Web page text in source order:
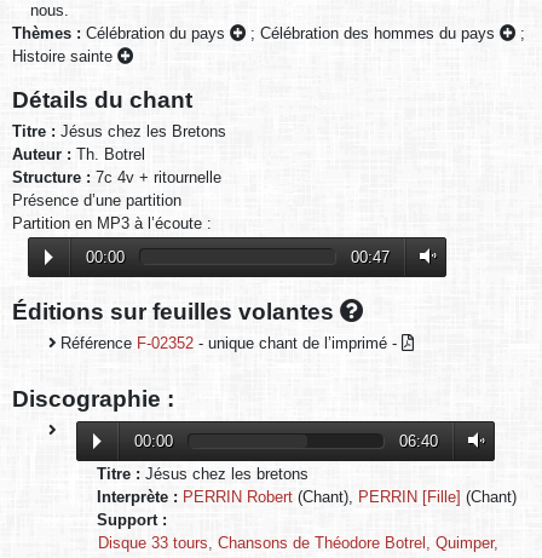
nous.
Thèmes : Célébration du pays ; Célébration des hommes du pays
;
Histoire sainte
Détails du chant
Titre : Jésus chez les Bretons
Auteur : Th. Botrel
Structure : 7c 4v + ritournelle
Présence d’une partition
Partition en MP3 à l’écoute :
00:00
00:47
Éditions sur feuilles volantes
Référence F-02352 - unique chant de l’imprimé -
Discographie :
00:00
06:40
Titre : Jésus chez les bretons
Interprète : PERRIN Robert (Chant), PERRIN [Fille] (Chant)
Support :
Disque 33 tours, Chansons de Théodore Botrel, Quimper,